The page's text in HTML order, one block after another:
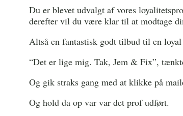
Du er blevet udvalgt af vores
derefter vil du være klar til at modtage
Altså en fantastisk godt tilbud til en loyal
“Det er lige mig. Tak, Jem & Fix”,
Og gik straks gang med at klikke på
Og hold da op var var det prof udført.